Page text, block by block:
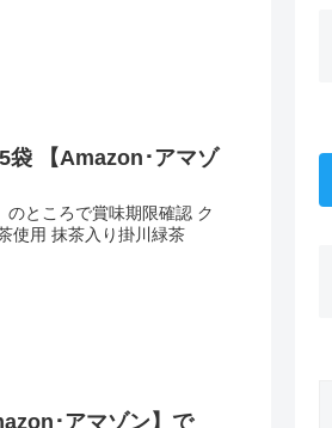
袋 【Amazon･アマゾ
ところで賞味期限確認 ク
使用 抹茶入り掛川緑茶
･アマゾン】で